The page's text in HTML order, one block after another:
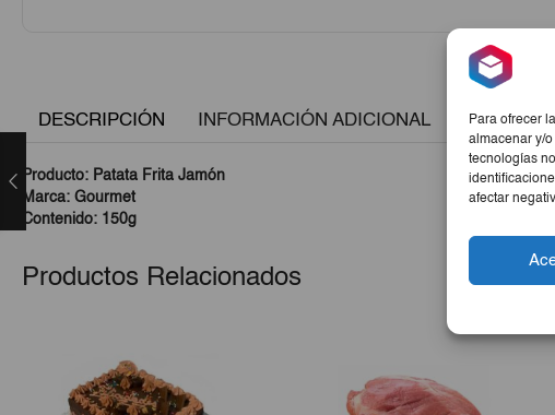
Para ofrecer
almacenar y/
tecnologías
afectar
DESCRIPCIÓN INFORMACIÓN ADICIONAL
Producto: Patata Frita Jamón
Marca: Gourmet
Contenido: 150g
Productos Relacionados